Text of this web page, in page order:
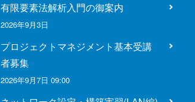
有限要素法解析入門の御案内
2026年9月3日
プロジェクトマネジメント基本受講
者募集
2026年9月7日 09:00